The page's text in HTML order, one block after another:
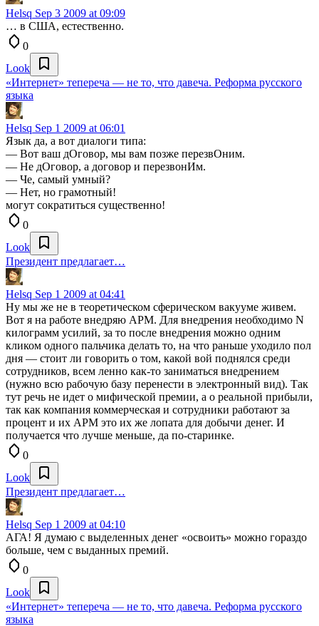
Helsq Sep 3 2009 at 09:09
… в США, естественно.
0
Look
«Интернет» тепереча — не то, что давеча. Реформа русского
языка
Helsq Sep 1 2009 at 06:01
Язык да, а вот диалоги типа:
— Вот ваш дОговор, мы вам позже перезвОним.
— Не дОговор, а договор и перезвонИм.
— Че, самый умный?
— Нет, но грамотный!
могут сократиться существенно!
0
Look
Президент предлагает…
Helsq Sep 1 2009 at 04:41
Ну мы же не в теоретическом сферическом вакууме живем.
Вот я на работе внедряю АРМ. Для внедрения необходимо N
килограмм усилий, за то после внедрения можно одним
кликом одного пальчика делать то, на что раньше уходило пол
дня — стоит ли говорить о том, какой вой поднялся среди
сотрудников, всем ленно как-то заниматься внедрением
(нужно всю рабочую базу перенести в электронный вид). Так
тут речь не идет о мифической премии, а о реальной прибыли,
так как компания коммерческая и сотрудники работают за
процент и их АРМ это их же лопата для добычи денег. И
получается что лучше меньше, да по-старинке.
0
Look
Президент предлагает…
Helsq Sep 1 2009 at 04:10
АГА! Я думаю с выделенных денег «освоить» можно гораздо
больше, чем с выданных премий.
0
Look
«Интернет» тепереча — не то, что давеча. Реформа русского
языка